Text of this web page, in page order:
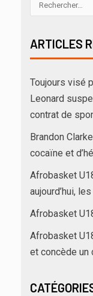
ARTICLES
Toujours visé
Leonard
contrat de
Brandon
cocaïne et
Afrobasket
aujourd’hui,
Afrobasket
Afrobasket
et concède un